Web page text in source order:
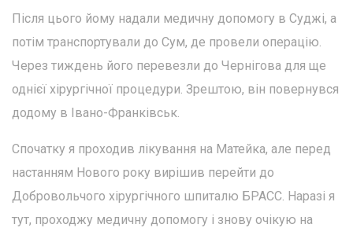
Після цього йому надали медичну допомогу в Суджі, а
потім транспортували до Сум, де провели операцію.
Через тиждень його перевезли до Чернігова для ще
однієї хірургічної процедури. Зрештою, він повернувся
додому в Івано-Франківськ.
Спочатку я проходив лікування на Матейка, але перед
настанням Нового року вирішив перейти до
Добровольчого хірургічного шпиталю БРАСС. Наразі я
тут, проходжу медичну допомогу і знову очікую на